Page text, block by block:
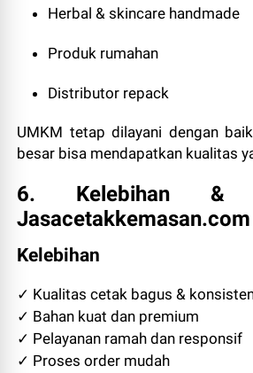
Herbal & skincare handmade
Produk rumahan
Distributor repack
UMKM tetap dilayani dengan
besar bisa mendapatkan kualitas
6. Kelebihan &
Jasacetakkemasan.com
Kelebihan
✓ Kualitas cetak bagus &
✓ Bahan kuat dan premium
✓ Pelayanan ramah dan responsif
✓ Proses order mudah